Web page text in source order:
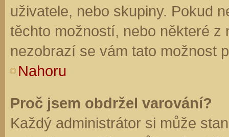
uživatele, nebo skupiny. Pokud
těchto možností, nebo některé z
nezobrazí se vám tato možnost
Nahoru
Proč jsem obdržel varování?
Každý administrátor si může